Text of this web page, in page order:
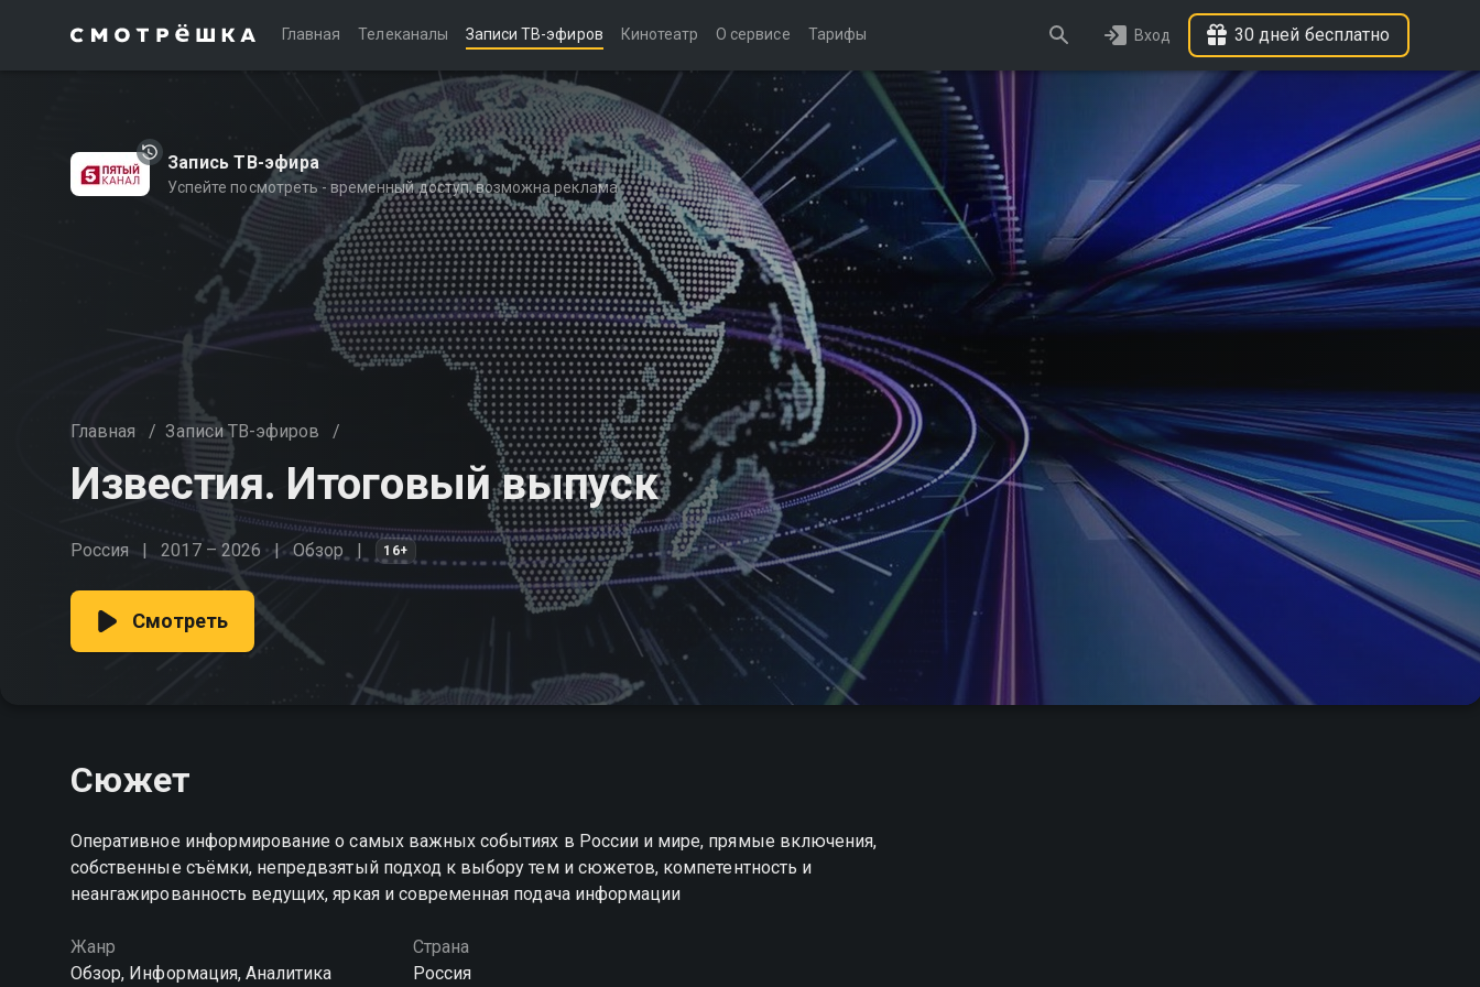
Главная Телеканалы Записи ТВ-эфиров Кинотеатр О сервисе Тарифы Вход 30 дней бесплатно
Запись ТВ-эфира
Успейте посмотреть - временный доступ, возможна реклама
Главная / Записи ТВ-эфиров /
Известия. Итоговый выпуск
Россия 2017 – 2026 Обзор 16+
Смотреть
Сюжет
Оперативное информирование о самых важных событиях в России и мире, прямые включения,
собственные съёмки, непредвзятый подход к выбору тем и сюжетов, компетентность и
неангажированность ведущих, яркая и современная подача информации
Жанр
Обзор, Информация, Аналитика
Страна
Россия